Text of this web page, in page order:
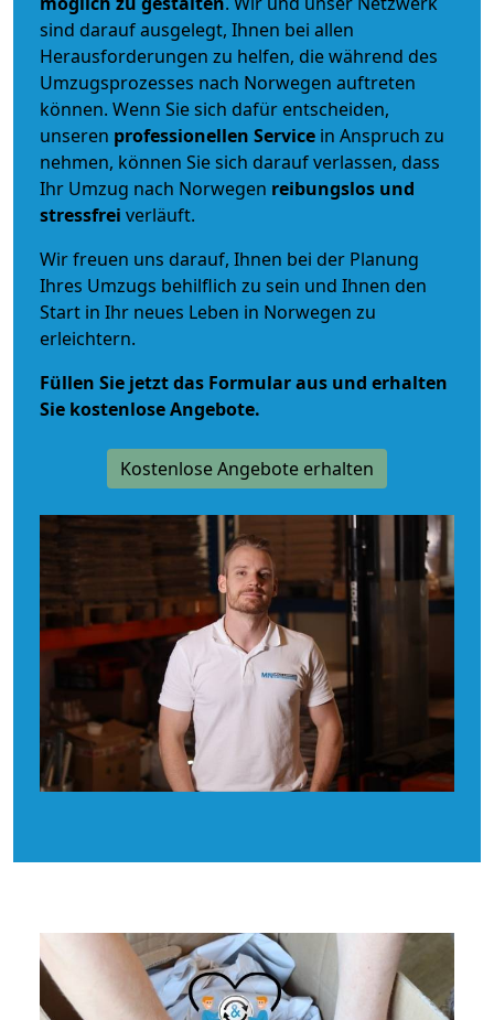
sind darauf ausgelegt, Ihnen bei allen
Herausforderungen zu helfen, die während des
Umzugsprozesses nach Norwegen auftreten
können. Wenn Sie sich dafür entscheiden,
unseren professionellen Service in Anspruch zu
nehmen, können Sie sich darauf verlassen, dass
Ihr Umzug nach Norwegen reibungslos und
stressfrei verläuft.
Wir freuen uns darauf, Ihnen bei der Planung
Ihres Umzugs behilflich zu sein und Ihnen den
Start in Ihr neues Leben in Norwegen zu
erleichtern.
Füllen Sie jetzt das Formular aus und erhalten
Sie kostenlose Angebote.
Kostenlose Angebote erhalten